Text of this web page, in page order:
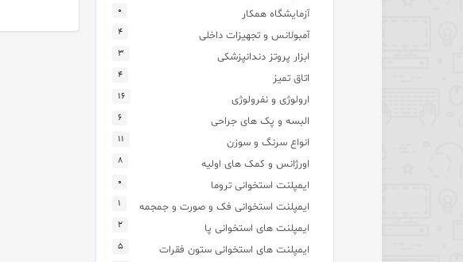
آزمایشگاه همکار ۰
آمبولانس و تجهیزات داخلی ۴
ابزار پروتز دندانپزشکی ۳
اتاق تمیز ۴
ارولوژی و نفرولوژی ۱۶
البسه و پک های جراحی ۶
انواع سرنگ و سوزن ۱۱
اورژانس و کمک های اولیه ۸
ایمپلنت استخوانی تروما ۰
ایمپلنت استخوانی فک و صورت و جمجمه ۱
ایمپلنت های استخوانی پا ۲
ایمپلنت های استخوانی ستون فقرات ۵